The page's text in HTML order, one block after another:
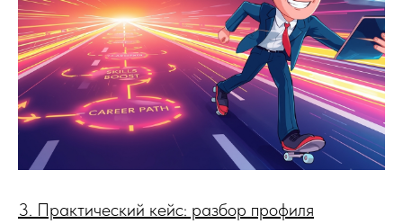
3. Практический кейс: разбор профиля